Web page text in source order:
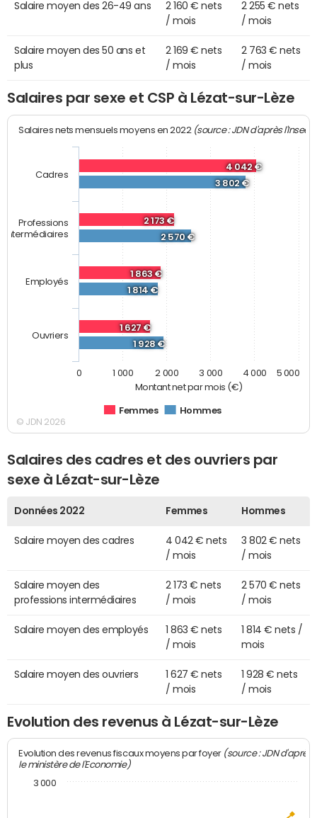
Salaire moyen des 26-49 ans
2 160 € nets
/ mois
2 255 € nets
/ mois
Salaire moyen des 50 ans et
plus
2 169 € nets
/ mois
2 763 € nets
/ mois
Salaires par sexe et CSP à Lézat-sur-Lèze
Montant net par mois (€)
Salaires nets mensuels moyens en 2022 (source : JDN d'après l'Insee)
4 042 €
2 173 €
1 863 €
1 627 €
3 802 €
2 570 €
1 814 €
1 928 €
Femmes Hommes
Cadres
Professions
intermédiaires
Employés
Ouvriers
0 1 000 2 000 3 000 4 000 5 000
© JDN 2026
Salaires des cadres et des ouvriers par
sexe à Lézat-sur-Lèze
Données 2022 Femmes Hommes
Salaire moyen des cadres
4 042 € nets
/ mois
3 802 € nets
/ mois
Salaire moyen des
professions intermédiaires
2 173 € nets
/ mois
2 570 € nets
/ mois
Salaire moyen des employés
1 863 € nets
/ mois
1 814 € nets /
mois
Salaire moyen des ouvriers
1 627 € nets
/ mois
1 928 € nets
/ mois
Evolution des revenus à Lézat-sur-Lèze
Evolution des revenus fiscaux moyens par foyer (source : JDN d'après
le ministère de l'Economie)
3 000